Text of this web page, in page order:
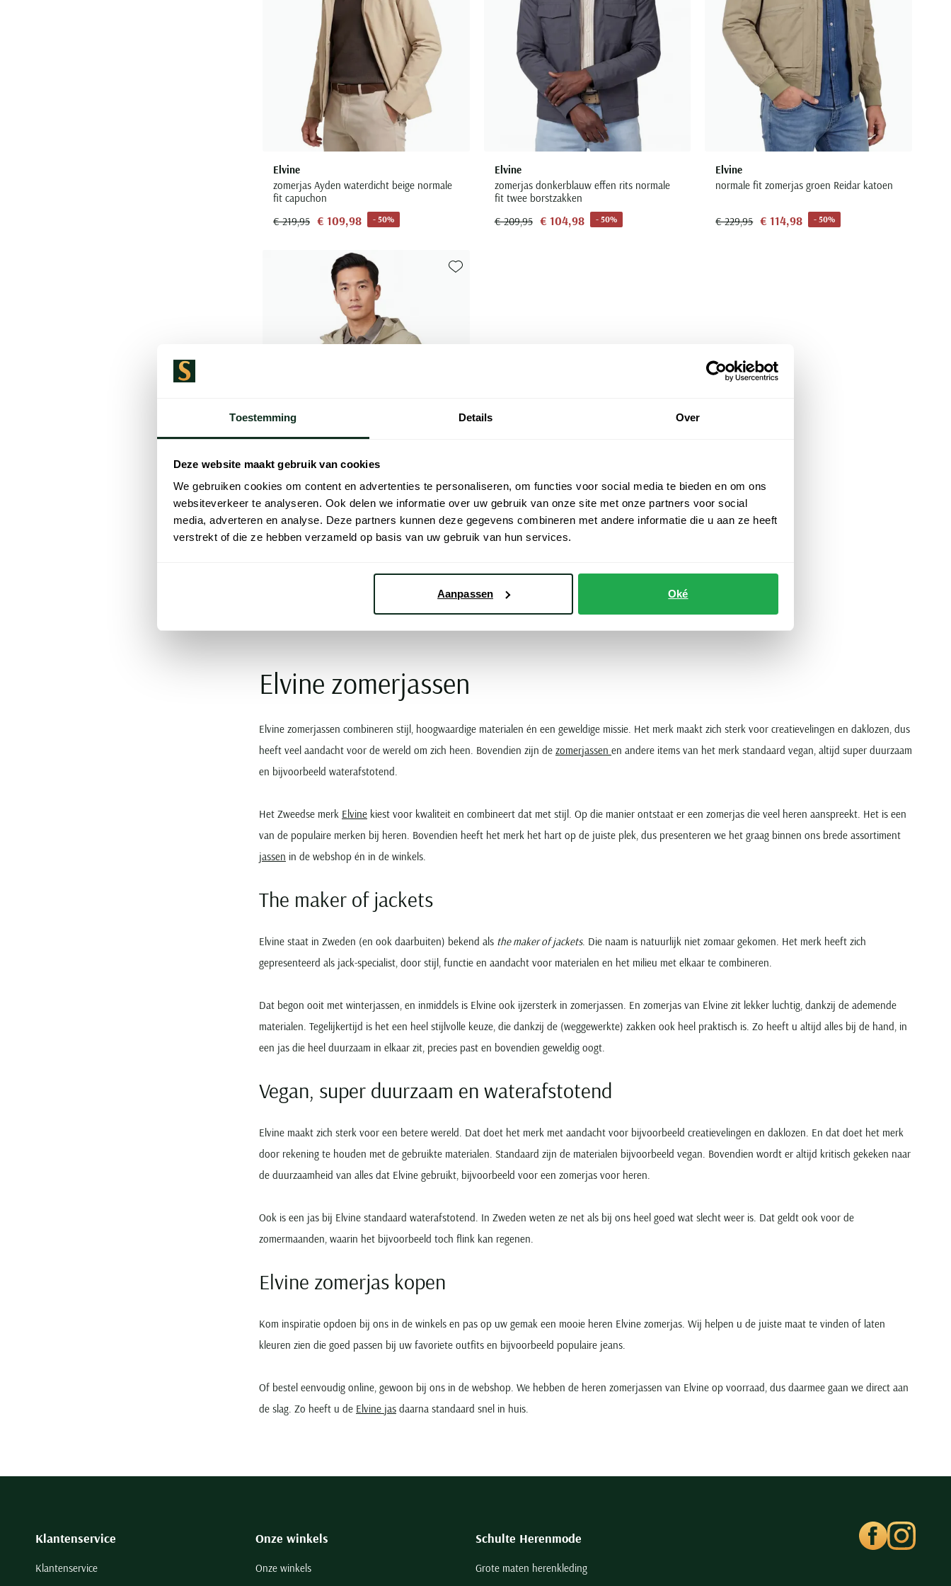
Toestemming Details Over
Deze website maakt gebruik van cookies
We gebruiken cookies om content en advertenties te personaliseren, om functies voor social media te bieden en om ons
websiteverkeer te analyseren. Ook delen we informatie over uw gebruik van onze site met onze partners voor social
media, adverteren en analyse. Deze partners kunnen deze gegevens combineren met andere informatie die u aan ze heeft
verstrekt of die ze hebben verzameld op basis van uw gebruik van hun services.
Aanpassen Oké
Elvine
zomerjas Ayden waterdicht beige normale
fit capuchon
€ 219,95 € 109,98 - 50%
Elvine
zomerjas donkerblauw effen rits normale
fit twee borstzakken
€ 209,95 € 104,98 - 50%
Elvine
normale fit zomerjas groen Reidar katoen
€ 229,95 € 114,98 - 50%
Elvine
Elvine zomerjassen
Elvine zomerjassen combineren stijl, hoogwaardige materialen én een geweldige missie. Het merk maakt zich sterk voor creatievelingen en daklozen, dus
heeft veel aandacht voor de wereld om zich heen. Bovendien zijn de zomerjassen en andere items van het merk standaard vegan, altijd super duurzaam
en bijvoorbeeld waterafstotend.
Het Zweedse merk Elvine kiest voor kwaliteit en combineert dat met stijl. Op die manier ontstaat er een zomerjas die veel heren aanspreekt. Het is een
van de populaire merken bij heren. Bovendien heeft het merk het hart op de juiste plek, dus presenteren we het graag binnen ons brede assortiment
jassen in de webshop én in de winkels.
The maker of jackets
Elvine staat in Zweden (en ook daarbuiten) bekend als the maker of jackets. Die naam is natuurlijk niet zomaar gekomen. Het merk heeft zich
gepresenteerd als jack-specialist, door stijl, functie en aandacht voor materialen en het milieu met elkaar te combineren.
Dat begon ooit met winterjassen, en inmiddels is Elvine ook ijzersterk in zomerjassen. En zomerjas van Elvine zit lekker luchtig, dankzij de ademende
materialen. Tegelijkertijd is het een heel stijlvolle keuze, die dankzij de (weggewerkte) zakken ook heel praktisch is. Zo heeft u altijd alles bij de hand, in
een jas die heel duurzaam in elkaar zit, precies past en bovendien geweldig oogt.
Vegan, super duurzaam en waterafstotend
Elvine maakt zich sterk voor een betere wereld. Dat doet het merk met aandacht voor bijvoorbeeld creatievelingen en daklozen. En dat doet het merk
door rekening te houden met de gebruikte materialen. Standaard zijn de materialen bijvoorbeeld vegan. Bovendien wordt er altijd kritisch gekeken naar
de duurzaamheid van alles dat Elvine gebruikt, bijvoorbeeld voor een zomerjas voor heren.
Ook is een jas bij Elvine standaard waterafstotend. In Zweden weten ze net als bij ons heel goed wat slecht weer is. Dat geldt ook voor de
zomermaanden, waarin het bijvoorbeeld toch flink kan regenen.
Elvine zomerjas kopen
Kom inspiratie opdoen bij ons in de winkels en pas op uw gemak een mooie heren Elvine zomerjas. Wij helpen u de juiste maat te vinden of laten
kleuren zien die goed passen bij uw favoriete outfits en bijvoorbeeld populaire jeans.
Of bestel eenvoudig online, gewoon bij ons in de webshop. We hebben de heren zomerjassen van Elvine op voorraad, dus daarmee gaan we direct aan
de slag. Zo heeft u de Elvine jas daarna standaard snel in huis.
Klantenservice
Klantenservice
Onze winkels
Onze winkels
Schulte Herenmode
Grote maten herenkleding